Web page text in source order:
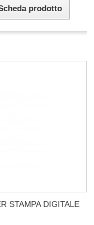
prodotto
STAMPA DIGITALE